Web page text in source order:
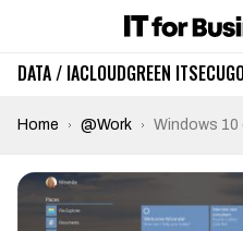
DATA / IACLOUDGREEN ITSECU
Home @Work Windows